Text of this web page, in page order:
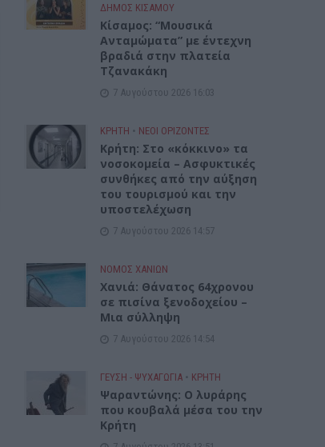
ΔΉΜΟΣ ΚΙΣΆΜΟΥ
Κίσαμος: “Μουσικά
Ανταμώματα” με έντεχνη
βραδιά στην πλατεία
Τζανακάκη
7 Αυγούστου 2026 16:03
ΚΡΗΤΗ • ΝΕΟΙ ΟΡΙΖΟΝΤΕΣ
Κρήτη: Στο «κόκκινο» τα
νοσοκομεία – Ασφυκτικές
συνθήκες από την αύξηση
του τουρισμού και την
υποστελέχωση
7 Αυγούστου 2026 14:57
ΝΟΜΌΣ ΧΑΝΊΩΝ
Χανιά: Θάνατος 64χρονου
σε πισίνα ξενοδοχείου –
Μια σύλληψη
7 Αυγούστου 2026 14:54
ΓΕΎΣΗ - ΨΥΧΑΓΩΓΊΑ • ΚΡΗΤΗ
Ψαραντώνης: Ο λυράρης
που κουβαλά μέσα του την
Κρήτη